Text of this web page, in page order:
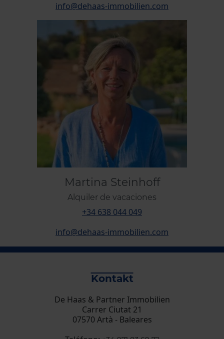
info@dehaas-immobilien.com
Martina Steinhoff
Alquiler de vacaciones
+34 638 044 049
info@dehaas-immobilien.com
Kontakt
De Haas & Partner Immobilien
Carrer Ciutat 21
07570 Artà - Baleares